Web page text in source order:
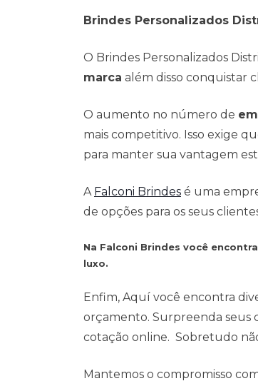
Brindes Personalizados
O Brindes Personalizados
marca além disso conquistar
O aumento no número de
mais competitivo. Isso exige
para manter sua vantagem
A Falconi Brindes é uma
de opções para os seus
Na Falconi Brindes você
luxo.
Enfim, Aquí você encontra
orçamento. Surpreenda seus
cotação online. Sobretudo
Mantemos o compromisso